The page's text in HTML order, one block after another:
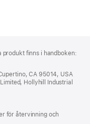
finns i handboken:
CA 95014, USA
Hollyhill Industrial
för återvinning och